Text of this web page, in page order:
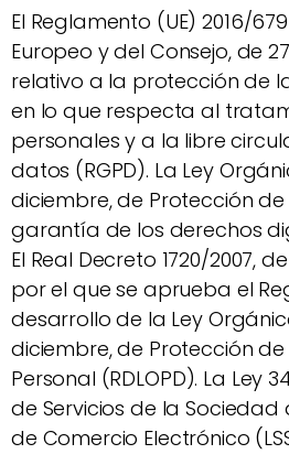
El Reglamento (UE) 2016/
Europeo y del Consejo, de
relativo a la protección de
en lo que respecta al
personales y a la libre
datos (RGPD). La Ley
diciembre, de Protección
garantía de los derechos
El Real Decreto 1720/2007,
por el que se aprueba el
desarrollo de la Ley
diciembre, de Protección
Personal (RDLOPD). La Ley
de Servicios de la
de Comercio Electrónico